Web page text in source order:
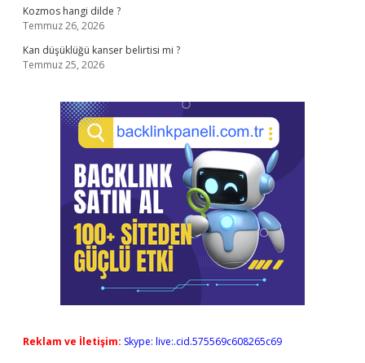
Kozmos hangi dilde ?
Temmuz 26, 2026
Kan düşüklüğü kanser belirtisi mi ?
Temmuz 25, 2026
Reklam ve İletişim: Skype: live:.cid.575569c608265c69